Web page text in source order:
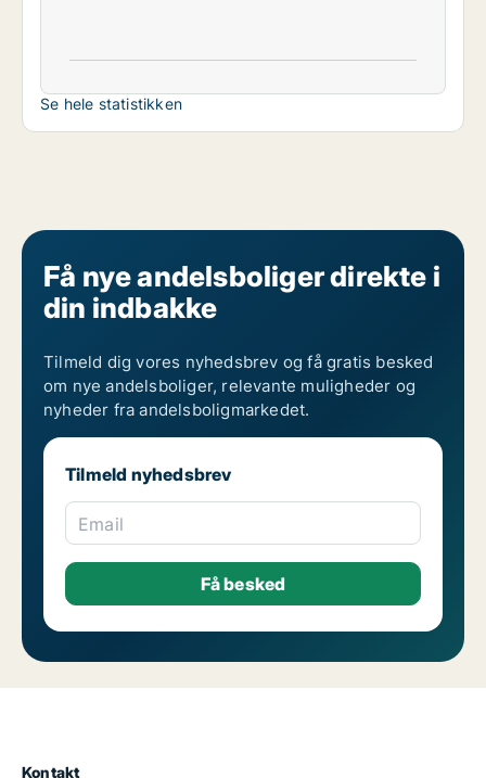
Se hele statistikken
Få nye andelsboliger direkte i
din indbakke
Tilmeld dig vores nyhedsbrev og få gratis besked
om nye andelsboliger, relevante muligheder og
nyheder fra andelsboligmarkedet.
Tilmeld nyhedsbrev
Email
Kontakt